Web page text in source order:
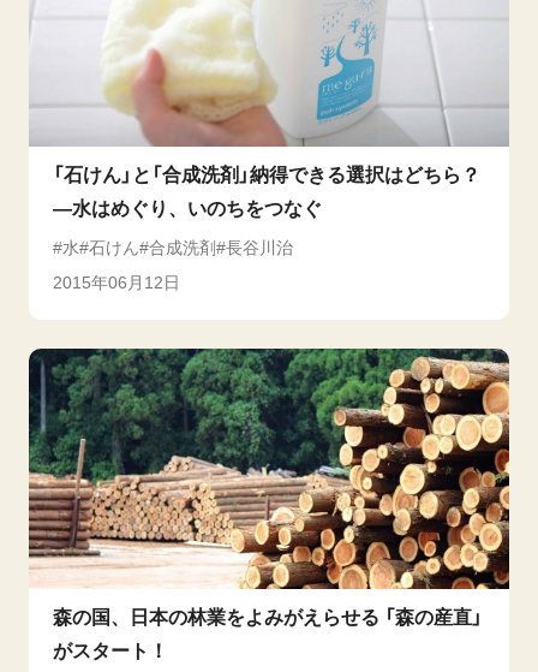
「石けん」と「合成洗剤」納得できる選択はどちら？
―水はめぐり、いのちをつなぐ
水 石けん 合成洗剤
長谷川治
2015年06月12日
森の国、日本の林業をよみがえらせる 「森の産直」
がスタート！